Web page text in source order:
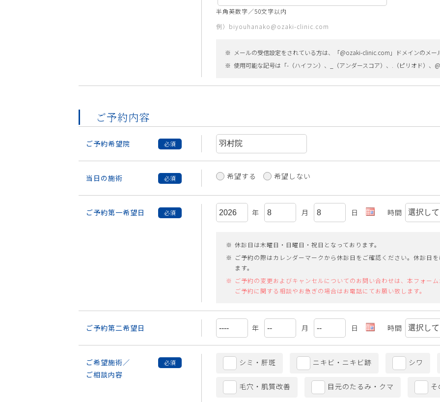
半角英数字／50文字以内
例）biyouhanako@ozaki-clinic.com
メールの受信設定をされている方は、「@ozaki-clinic.com」ドメインのメー
使用可能な記号は「-（ハイフン）、_（アンダースコア）、.（ピリオド）、
ご予約内容
ご予約希望院
当日の施術 希望する 希望しない
ご予約第一希望日 年 月 日 時間
休診日は木曜日・日曜日・祝日となっております。
ご予約の際はカレンダーマークから休診日をご確認ください。休診日
ます。
ご予約の変更およびキャンセルについてのお問い合わせは、本フォーム
ご予約に関する相談やお急ぎの場合はお電話にてお願い致します。
ご予約第二希望日 年 月 日 時間
ご希望施術／
ご相談内容
シミ・肝斑 ニキビ・ニキビ跡 シワ
毛穴・肌質改善 目元のたるみ・クマ そ